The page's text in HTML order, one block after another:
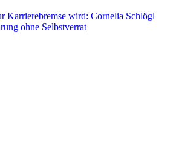
Karrierebremse wird: Cornelia Schlögl
ohne Selbstverrat